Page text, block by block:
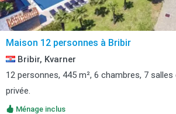
Maison 12 personnes à Bribir
Bribir, Kvarner
12 personnes, 445 m², 6 chambres, 7 salles
privée.
Ménage inclus